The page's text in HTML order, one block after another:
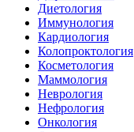
Диетология
Иммунология
Кардиология
Колопроктология
Косметология
Маммология
Неврология
Нефрология
Онкология